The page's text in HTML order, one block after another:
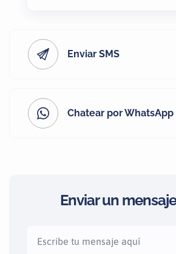
Enviar SMS
Chatear por WhatsApp
Enviar un mensaje